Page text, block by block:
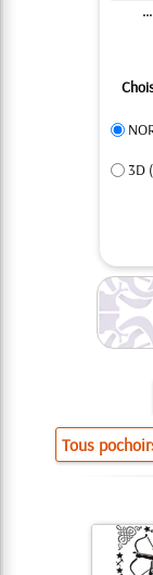
3D
Tous